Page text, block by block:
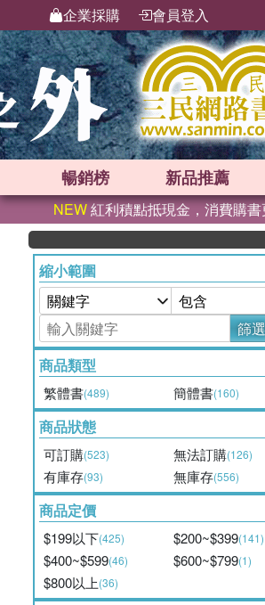
企業採購 會員登入
暢銷榜 新品推薦
NEW紅利積點抵現金，消費購
縮小範圍
篩
商品類型
繁體書(489) 簡體書(160)
商品狀態
可訂購(523) 無法訂購(126)
有庫存(93) 無庫存(556)
商品定價
$199以下(425) $200~$399(141)
$400~$599(46) $600~$799(1)
$800以上(36)